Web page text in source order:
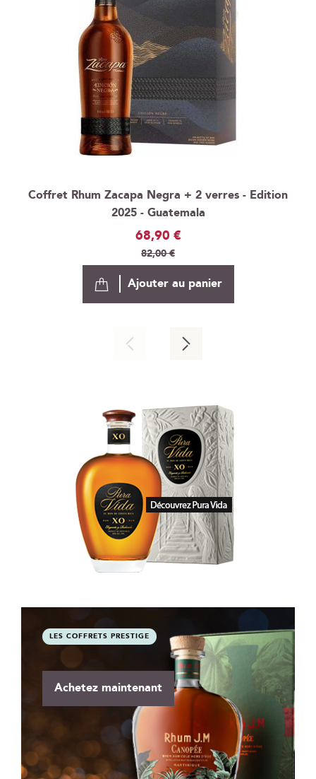
Coffret Rhum Zacapa Negra + 2 verres - Edition
2025 - Guatemala
Prix
Spécial
68,90 €
82,00 €
Ajouter au panier
LES COFFRETS PRESTIGE
Achetez maintenant